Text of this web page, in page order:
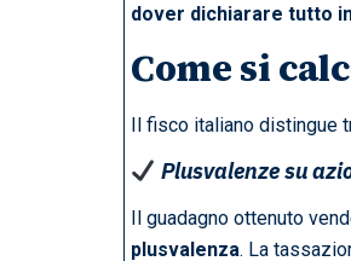
dover dichiarare tutto
Come si
Il fisco italiano distingue
Plusvalenze su
Il guadagno ottenuto
plusvalenza. La